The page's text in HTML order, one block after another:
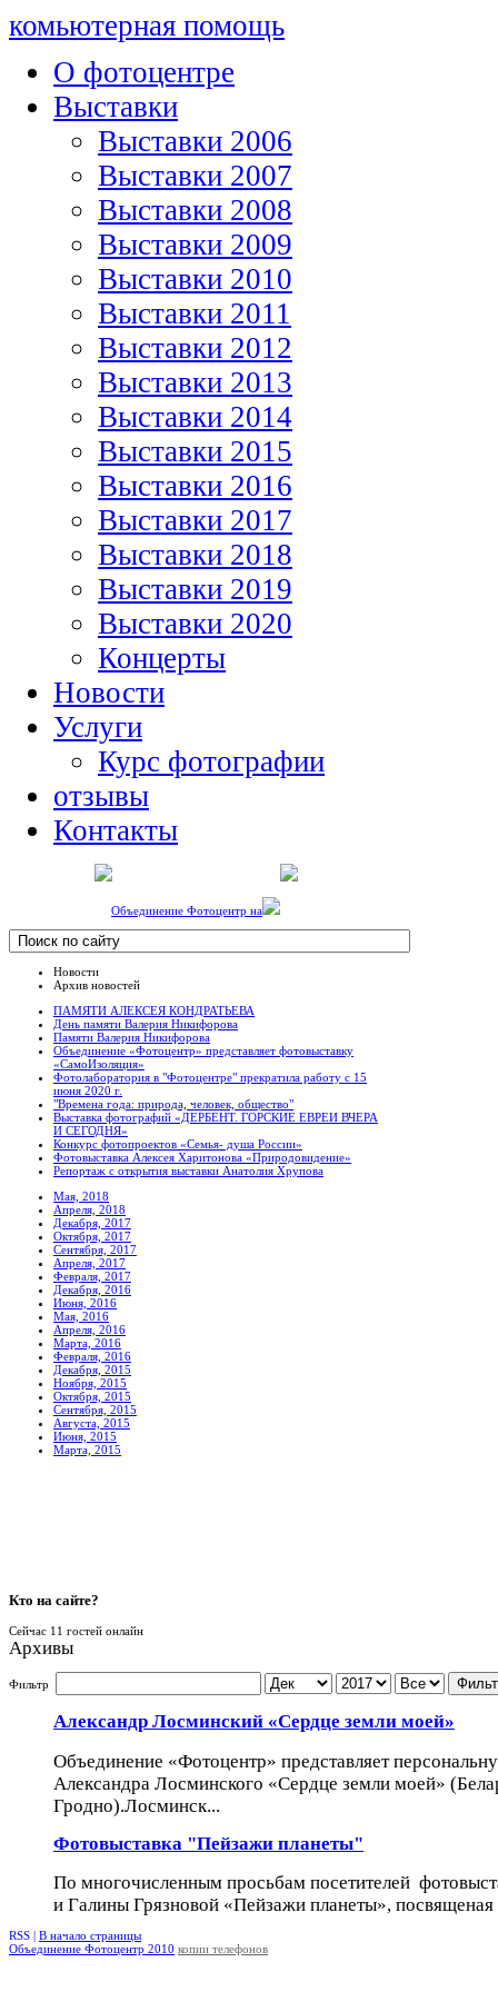
комьютерная помощь
О фотоцентре
Выставки
Выставки 2006
Выставки 2007
Выставки 2008
Выставки 2009
Выставки 2010
Выставки 2011
Выставки 2012
Выставки 2013
Выставки 2014
Выставки 2015
Выставки 2016
Выставки 2017
Выставки 2018
Выставки 2019
Выставки 2020
Концерты
Новости
Услуги
Курс фотографии
отзывы
Контакты
Объединение Фотоцентр на
Новости
Архив новостей
ПАМЯТИ АЛЕКСЕЯ КОНДРАТЬЕВА
День памяти Валерия Никифорова
Памяти Валерия Никифорова
Объединение «Фотоцентр» представляет фотовыставку
«СамоИзоляция»
Фотолаборатория в "Фотоцентре" прекратила работу с 15
июня 2020 г.
"Времена года: природа, человек, общество"
Выставка фотографий «ДЕРБЕНТ. ГОРСКИЕ ЕВРЕИ ВЧЕРА
И СЕГОДНЯ»
Конкурс фотопроектов «Семья- душа России»
Фотовыставка Алексея Харитонова «Природовидение»
Репортаж с открытия выставки Анатолия Хрупова
Мая, 2018
Апреля, 2018
Декабря, 2017
Октября, 2017
Сентября, 2017
Апреля, 2017
Февраля, 2017
Декабря, 2016
Июня, 2016
Мая, 2016
Апреля, 2016
Марта, 2016
Февраля, 2016
Декабря, 2015
Ноября, 2015
Октября, 2015
Сентября, 2015
Августа, 2015
Июня, 2015
Марта, 2015
Кто на сайте?
Сейчас 11 гостей онлайн
Архивы
Фильтр
Александр Лосминский «Сердце земли моей»
Объединение «Фотоцентр» представляет
Александра Лосминского «Сердце земли моей»
Гродно).Лосминск...
Фотовыставка "Пейзажи планеты"
По многочисленным просьбам посетителей
и Галины Грязновой «Пейзажи планеты», посвященая
RSS | В начало страницы
Объединение Фотоцентр 2010 копии телефонов